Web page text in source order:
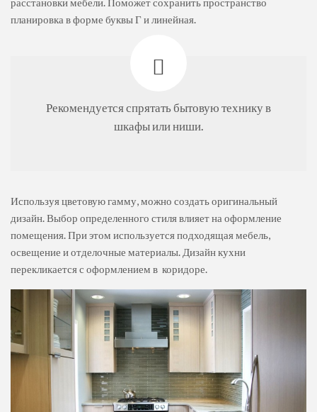
планировка в форме буквы Г и линейная.
Рекомендуется спрятать бытовую технику в
шкафы или ниши.
Используя цветовую гамму, можно создать оригинальный
дизайн. Выбор определенного стиля влияет на оформление
помещения. При этом используется подходящая мебель,
освещение и отделочные материалы. Дизайн кухни
перекликается с оформлением в коридоре.